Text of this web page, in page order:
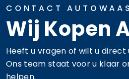
CONTACT AUTOWAAS
Wij Kopen
Heeft u vragen of wilt u direct
Ons team staat voor u klaar